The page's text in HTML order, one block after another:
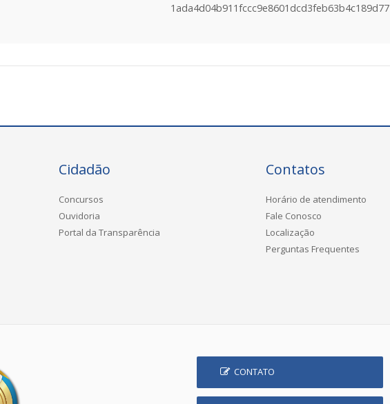
1ada4d04b911fccc9e8601dcd3feb63b4c189d77
Cidadão
Concursos
Ouvidoria
Portal da Transparência
Contatos
Horário de atendimento
Fale Conosco
Localização
Perguntas Frequentes
CONTATO